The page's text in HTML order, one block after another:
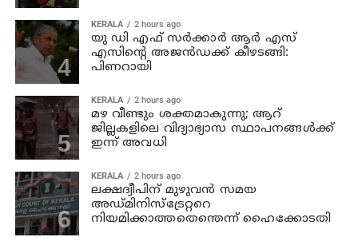
KERALA 2 hours ago
യു ഡി എഫ് സര്‍ക്കാര്‍ ആര്‍ എസ്
എസിന്റെ അജന്‍ഡക്ക്‌ കീഴടങ്ങി:
പിണറായി
KERALA 2 hours ago
മഴ വീണ്ടും ശക്തമാകുന്നു; ആറ്
ജില്ലകളിലെ വിദ്യാഭ്യാസ സ്ഥാപനങ്ങള്‍ക്ക്
ഇന്ന് അവധി
KERALA 2 hours ago
ലക്ഷദ്വീപിന് മുഴുവന്‍ സമയ
അഡ്മിനിസ്‌ട്രേറ്ററെ
നിയമിക്കാത്തതെന്തെന്ന് ഹൈക്കോടതി